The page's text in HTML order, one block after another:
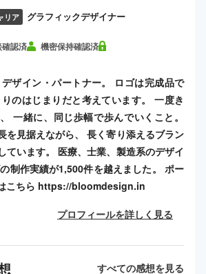
リア グラフィックデザイナー
認済 機密保持確認済
ザイン・パートナー。 ロゴは完成品で
のはじまりだと考えています。 一度き
一緒に、同じ歩幅で歩んでいくこと。
を見据えながら、 長く寄り添えるブラン
ています。 医療、士業、製造系のデザイ
制作実績が1,500件を越えました。 ポー
こちら https://bloomdesign.in
プロフィールを詳しく見る
すべての感想を見る